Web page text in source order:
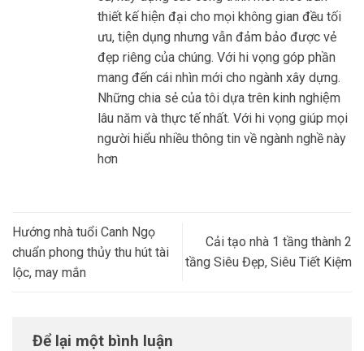
thiết kế hiện đại cho mọi không gian đều tối
ưu, tiện dụng nhưng vẫn đảm bảo được vẻ
đẹp riêng của chúng. Với hi vọng góp phần
mang đến cái nhìn mới cho ngành xây dựng.
Những chia sẻ của tôi dựa trên kinh nghiệm
lâu năm và thực tế nhất. Với hi vọng giúp mọi
người hiểu nhiều thông tin về ngành nghề này
hơn
Hướng nhà tuổi Canh Ngọ
chuẩn phong thủy thu hút tài
lộc, may mắn
Cải tạo nhà 1 tầng thành 2
tầng Siêu Đẹp, Siêu Tiết Kiệm
Để lại một bình luận